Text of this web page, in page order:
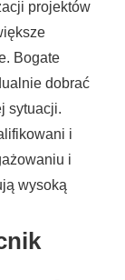
projektów
Bogate
dobrać
sytuacji.
i
i
wysoką